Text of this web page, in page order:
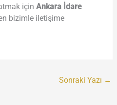
için Ankara İdare
bizimle iletişime
Sonraki Yazı →